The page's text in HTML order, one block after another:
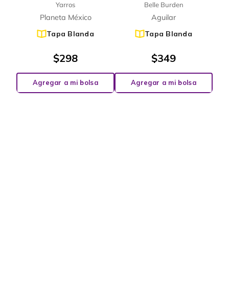
Yarros
Planeta México
Tapa Blanda
$298
Agregar a mi bolsa
Belle Burden
Aguilar
Tapa Blanda
$349
Agregar a mi bolsa